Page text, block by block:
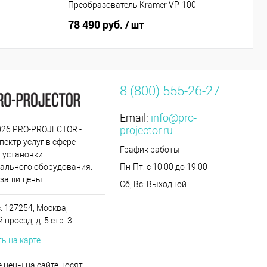
Преобразователь Kramer VP-100
78 490 руб. / шт
PRO-PROJECTOR -
услуг в сфере
оборудования.
защищены.
127254, Москва,
д. 5 стр. 3.
на карте
8 (800) 555-26-27
Email: info@pro-
projector.ru
График работы
Пн-Пт: с 10:00 до 19:00
Сб, Вс: Выходной